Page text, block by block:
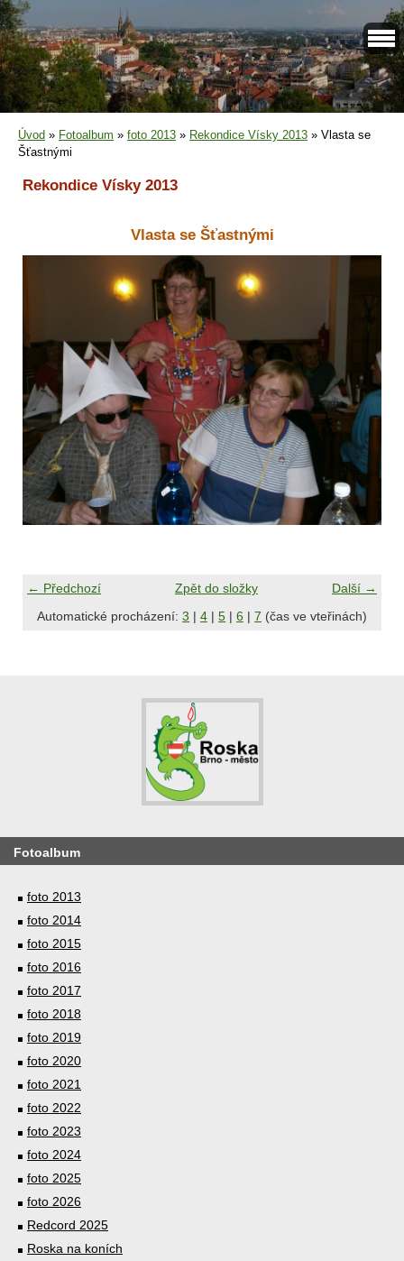
Úvod » Fotoalbum » foto 2013 » Rekondice Vísky 2013 » Vlasta se
Šťastnými
Rekondice Vísky 2013
Vlasta se Šťastnými
← Předchozí Další →
Zpět do složky
Automatické procházení: 3 | 4 | 5 | 6 | 7 (čas ve vteřinách)
Fotoalbum
foto 2013
foto 2014
foto 2015
foto 2016
foto 2017
foto 2018
foto 2019
foto 2020
foto 2021
foto 2022
foto 2023
foto 2024
foto 2025
foto 2026
Redcord 2025
Roska na koních